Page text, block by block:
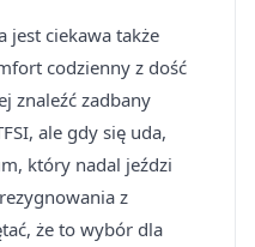
jest ciekawa także
codzienny z dość
znaleźć zadbany
ale gdy się uda,
który nadal jeździ
z
że to wybór dla